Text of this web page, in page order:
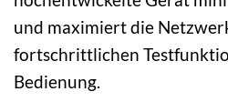
und maximiert die
fortschrittlichen
Bedienung.